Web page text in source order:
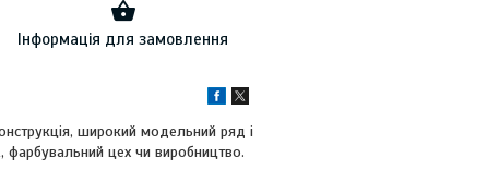
Інформація для замовлення
широкий модельний ряд і
фарбувальний цех чи виробництво.